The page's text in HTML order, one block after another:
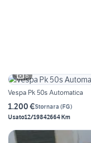
6
Vespa Pk 50s Automatica
1.200 €Stornara (FG)
Usato12/19842664 Km